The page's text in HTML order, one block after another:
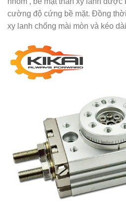
cường độ cứng bề mặt. Đồng
xy lanh chống mài mòn và kéo